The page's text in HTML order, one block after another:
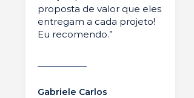
proposta de valor que eles
entregam a cada projeto!
Eu recomendo.”
Gabriele Carlos